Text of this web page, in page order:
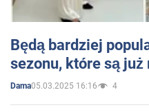
Będą bardziej
sezonu, które są
Dama05.03.2025 16:16 4